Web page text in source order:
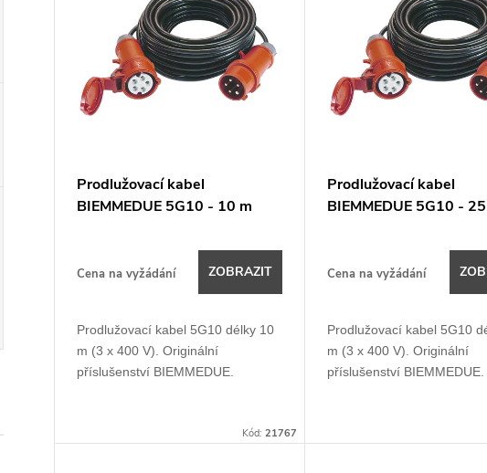
ů
Prodlužovací kabel
BIEMMEDUE 5G10 - 10 m
Cena na vyžádání ZOBRAZIT
Prodlužovací kabel 5G10 délky 10
m (3 x 400 V). Originální
příslušenství BIEMMEDUE.
Kód:21767
Prodlužovací kabel
BIEMMEDUE 5G10 -
Cena na vyžádání
Prodlužovací kabel 5G10
m (3 x 400 V). Originální
příslušenství BIEMMEDUE.